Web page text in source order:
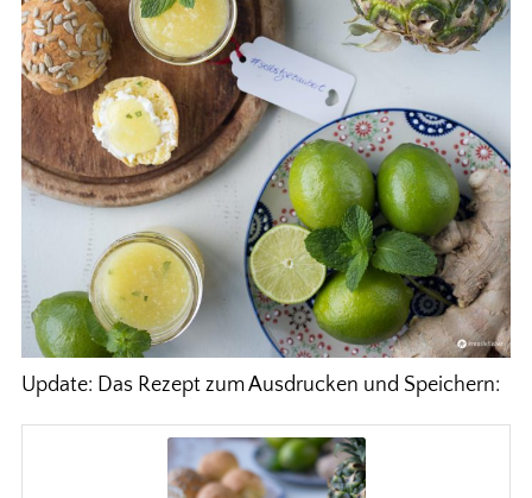
Update: Das Rezept zum Ausdrucken und Speichern: